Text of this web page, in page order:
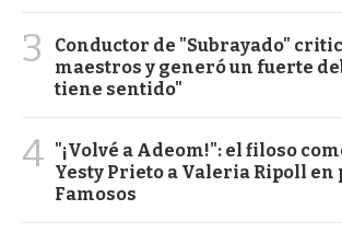
3
Conductor de "Subrayado"
maestros y generó un fuerte
tiene sentido"
4 "¡Volvé a Adeom!": el filoso
Yesty Prieto a Valeria Ripoll en
Famosos